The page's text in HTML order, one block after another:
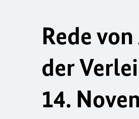
Rede
der
14.